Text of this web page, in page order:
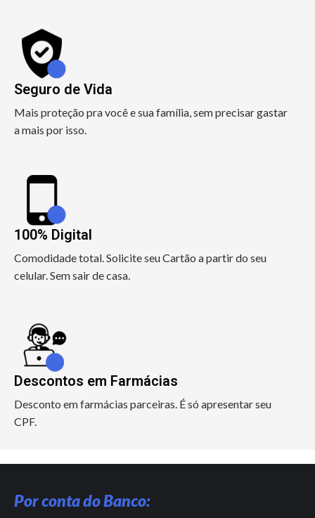
Seguro de Vida
Mais proteção pra você e sua família, sem precisar gastar
a mais por isso.
100% Digital
Comodidade total. Solicite seu Cartão a partir do seu
celular. Sem sair de casa.
Descontos em Farmácias
Desconto em farmácias parceiras. É só apresentar seu
CPF.
Por conta do Banco: